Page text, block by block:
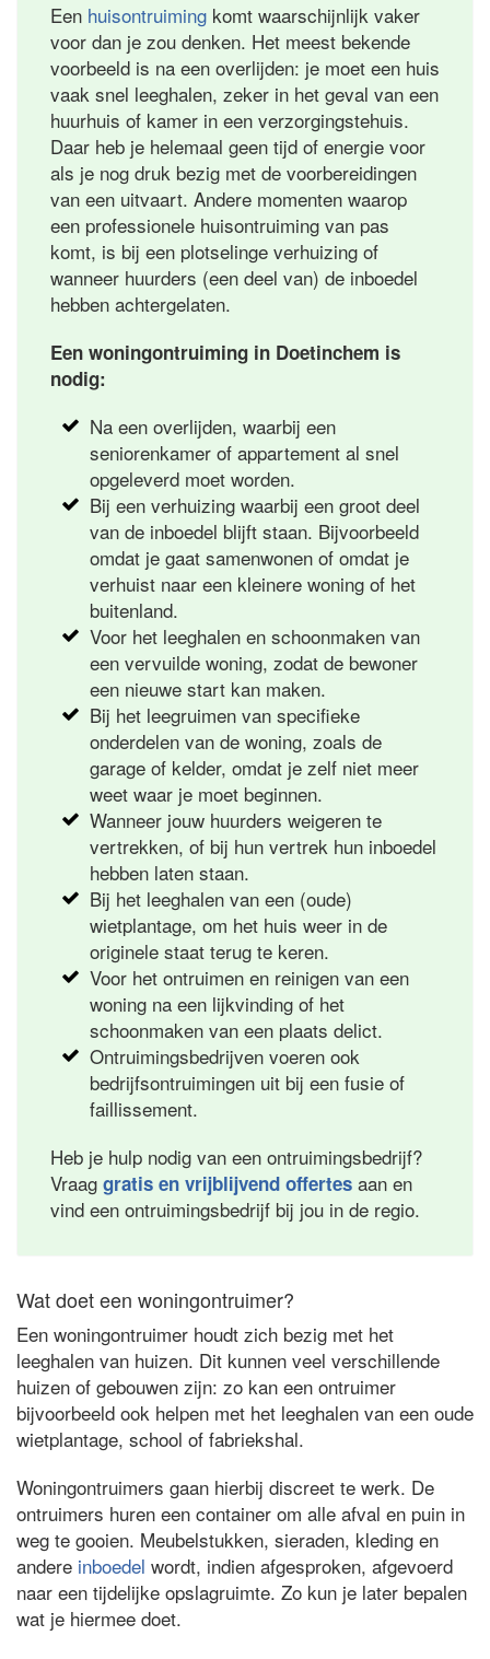
Een huisontruiming komt waarschijnlijk vaker
voor dan je zou denken. Het meest bekende
voorbeeld is na een overlijden: je moet een huis
vaak snel leeghalen, zeker in het geval van een
huurhuis of kamer in een verzorgingstehuis.
Daar heb je helemaal geen tijd of energie voor
als je nog druk bezig met de voorbereidingen
van een uitvaart. Andere momenten waarop
een professionele huisontruiming van pas
komt, is bij een plotselinge verhuizing of
wanneer huurders (een deel van) de inboedel
hebben achtergelaten.
Een woningontruiming in Doetinchem is
nodig:
Na een overlijden, waarbij een
seniorenkamer of appartement al snel
opgeleverd moet worden.
Bij een verhuizing waarbij een groot deel
van de inboedel blijft staan. Bijvoorbeeld
omdat je gaat samenwonen of omdat je
verhuist naar een kleinere woning of het
buitenland.
Voor het leeghalen en schoonmaken van
een vervuilde woning, zodat de bewoner
een nieuwe start kan maken.
Bij het leegruimen van specifieke
onderdelen van de woning, zoals de
garage of kelder, omdat je zelf niet meer
weet waar je moet beginnen.
Wanneer jouw huurders weigeren te
vertrekken, of bij hun vertrek hun inboedel
hebben laten staan.
Bij het leeghalen van een (oude)
wietplantage, om het huis weer in de
originele staat terug te keren.
Voor het ontruimen en reinigen van een
woning na een lijkvinding of het
schoonmaken van een plaats delict.
Ontruimingsbedrijven voeren ook
bedrijfsontruimingen uit bij een fusie of
faillissement.
Heb je hulp nodig van een ontruimingsbedrijf?
Vraag gratis en vrijblijvend offertes aan en
vind een ontruimingsbedrijf bij jou in de regio.
Wat doet een woningontruimer?
Een woningontruimer houdt zich bezig met het
leeghalen van huizen. Dit kunnen veel verschillende
huizen of gebouwen zijn: zo kan een ontruimer
bijvoorbeeld ook helpen met het leeghalen van een oude
wietplantage, school of fabriekshal.
Woningontruimers gaan hierbij discreet te werk. De
ontruimers huren een container om alle afval en puin in
weg te gooien. Meubelstukken, sieraden, kleding en
andere inboedel wordt, indien afgesproken, afgevoerd
naar een tijdelijke opslagruimte. Zo kun je later bepalen
wat je hiermee doet.